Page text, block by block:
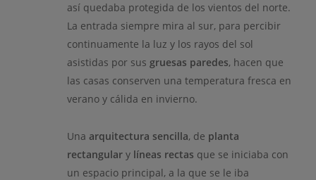
así quedaba protegida de los vientos del norte.
La entrada siempre mira al sur, para percibir
continuamente la luz y los rayos del sol
asistidas por sus gruesas paredes, hacen que
las casas conserven una temperatura fresca en
verano y cálida en invierno.
Una arquitectura sencilla, de planta
rectangular y líneas rectas que se iniciaba con
un espacio principal, a la que se le iba